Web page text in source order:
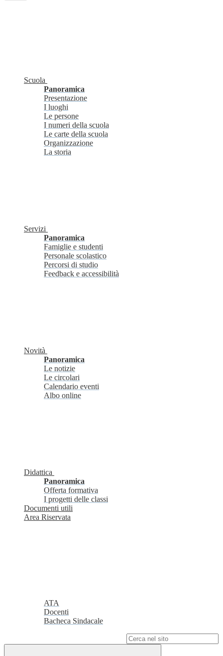
Scuola
Panoramica
Presentazione
I luoghi
Le persone
I numeri della scuola
Le carte della scuola
Organizzazione
La storia
Servizi
Panoramica
Famiglie e studenti
Personale scolastico
Percorsi di studio
Feedback e accessibilità
Novità
Panoramica
Le notizie
Le circolari
Calendario eventi
Albo online
Didattica
Panoramica
Offerta formativa
I progetti delle classi
Documenti utili
Area Riservata
ATA
Docenti
Bacheca Sindacale